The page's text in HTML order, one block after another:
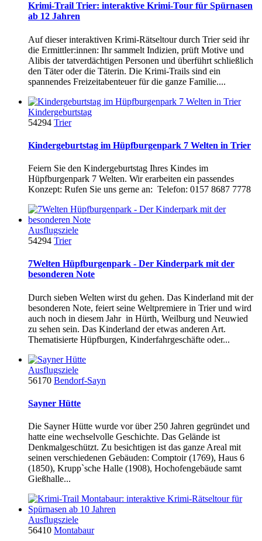
Krimi-Trail Trier: interaktive Krimi-Tour für Spürnasen
ab 12 Jahren
Auf dieser interaktiven Krimi-Rätseltour durch Trier seid ihr
die Ermittler:innen: Ihr sammelt Indizien, prüft Motive und
Alibis der tatverdächtigen Personen und überführt schließlich
den Täter oder die Täterin. Die Krimi-Trails sind ein
spannendes Freizeitabenteuer für die ganze Familie....
Kindergeburtstag
54294 Trier
Kindergeburtstag im Hüpfburgenpark 7 Welten in Trier
Feiern Sie den Kindergeburtstag Ihres Kindes im
Hüpfburgenpark 7 Welten. Wir erarbeiten ein passendes
Konzept: Rufen Sie uns gerne an: Telefon: 0157 8687 7778
Ausflugsziele
54294 Trier
7Welten Hüpfburgenpark - Der Kinderpark mit der
besonderen Note
Durch sieben Welten wirst du gehen. Das Kinderland mit der
besonderen Note, feiert seine Weltpremiere in Trier und wird
auch noch in diesem Jahr in Hürth, Weilburg und Neuwied
zu sehen sein. Das Kinderland der etwas anderen Art.
Thematisierte Hüpfburgen, Kinderfahrgeschäfte oder...
Ausflugsziele
56170 Bendorf-Sayn
Sayner Hütte
Die Sayner Hütte wurde vor über 250 Jahren gegründet und
hatte eine wechselvolle Geschichte. Das Gelände ist
Denkmalgeschützt. Zu besichtigen ist das ganze Areal mit
seinen verschiedenen Gebäuden: Comptoir (1769), Haus 6
(1850), Krupp`sche Halle (1908), Hochofengebäude samt
Gießhalle...
Ausflugsziele
56410 Montabaur